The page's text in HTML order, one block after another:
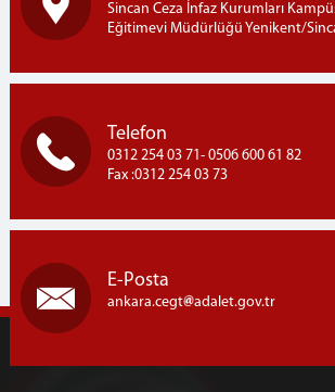
DİĞER BİRİMLER
İşyurdu Servisi (İşyurtları Hizmetleri)
İnfaz Birimi
Personel Kalemi
Genel Bütçe Birimi (Ambar)
Mektup Okuma Birimi
Yardımcı Birimler
Sincan Ceza İnfaz Kurumları
Eğitimevi Müdürlüğü Yenikent/
Telefon
0312 254 03 71- 0506 600 61 82
Fax :0312 254 03 73
E-Posta
ankara.cegt adalet.gov.tr